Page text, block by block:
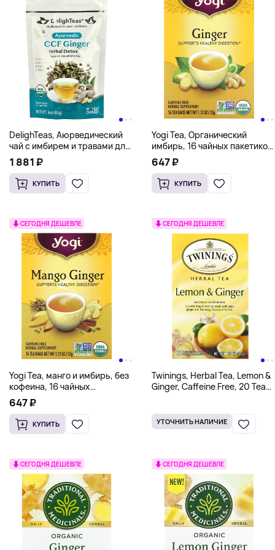
DelighTeas, Аюрведический
чай с имбирем и травами для
детоксикации CCF,
рассыпчатая смесь, без
кофеина, 85 г (3 унции)
1 881 ₽
КУПИТЬ
Yogi Tea, Органический
имбирь, 16 чайных пакетиков,
32 г (1,12 унции)
647 ₽
КУПИТЬ
СЕГОДНЯ ДЕШЕВЛЕ
Yogi Tea, манго и имбирь, без
кофеина, 16 чайных
пакетиков, 32 г (1,12 унции)
647 ₽
КУПИТЬ
СЕГОДНЯ ДЕШЕВЛЕ
Twinings, Herbal Tea, Lemon &
Ginger, Caffeine Free, 20 Tea
УТОЧНИТЬ НАЛИЧИЕ
СЕГОДНЯ ДЕШЕВЛЕ СЕГОДНЯ ДЕШЕВЛЕ